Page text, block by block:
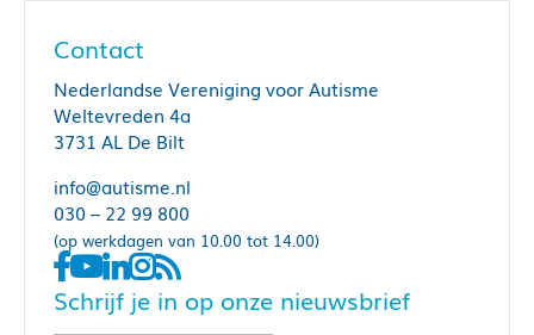
Contact
Nederlandse Vereniging voor Autisme
Weltevreden 4a
3731 AL De Bilt
info@autisme.nl
030 – 22 99 800
(op werkdagen van 10.00 tot 14.00)
Schrijf je in op onze nieuwsbrief